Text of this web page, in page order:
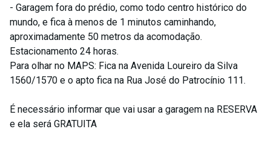
- Garagem fora do prédio, como todo centro histórico do
mundo, e fica à menos de 1 minutos caminhando,
aproximadamente 50 metros da acomodação.
Estacionamento 24 horas.
Para olhar no MAPS: Fica na Avenida Loureiro da Silva
1560/1570 e o apto fica na Rua José do Patrocínio 111.
É necessário informar que vai usar a garagem na RESERVA
e ela será GRATUITA